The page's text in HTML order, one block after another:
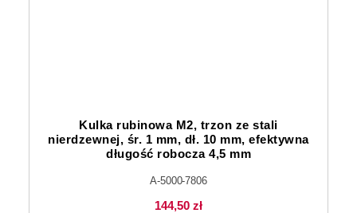
Kulka rubinowa M2, trzon ze stali
nierdzewnej, śr. 1 mm, dł. 10 mm, efektywna
długość robocza 4,5 mm
A-5000-7806
144,50 zł